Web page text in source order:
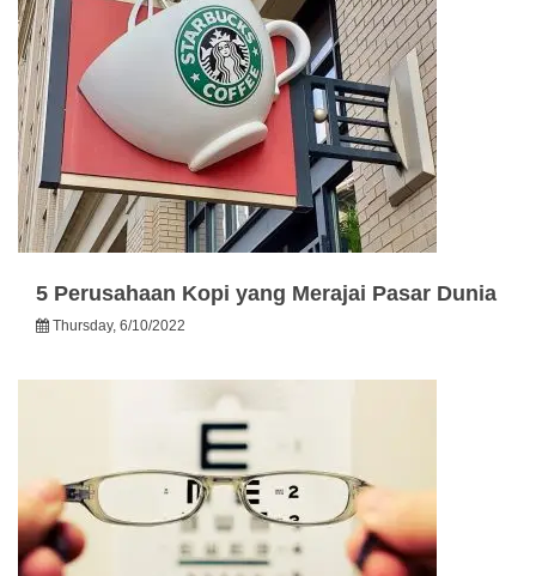
5 Perusahaan Kopi yang Merajai Pasar Dunia
Thursday, 6/10/2022